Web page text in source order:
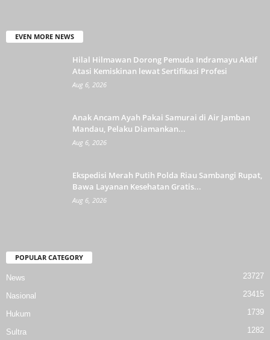
EVEN MORE NEWS
Hilal Hilmawan Dorong Pemuda Indramayu Aktif
Atasi Kemiskinan lewat Sertifikasi Profesi
Aug 6, 2026
Anak Ancam Ayah Pakai Samurai di Air Jamban
Mandau, Pelaku Diamankan...
Aug 6, 2026
Ekspedisi Merah Putih Polda Riau Sambangi Rupat,
Bawa Layanan Kesehatan Gratis...
Aug 6, 2026
POPULAR CATEGORY
News 23727
Nasional 23415
Hukum 1739
Sultra 1282